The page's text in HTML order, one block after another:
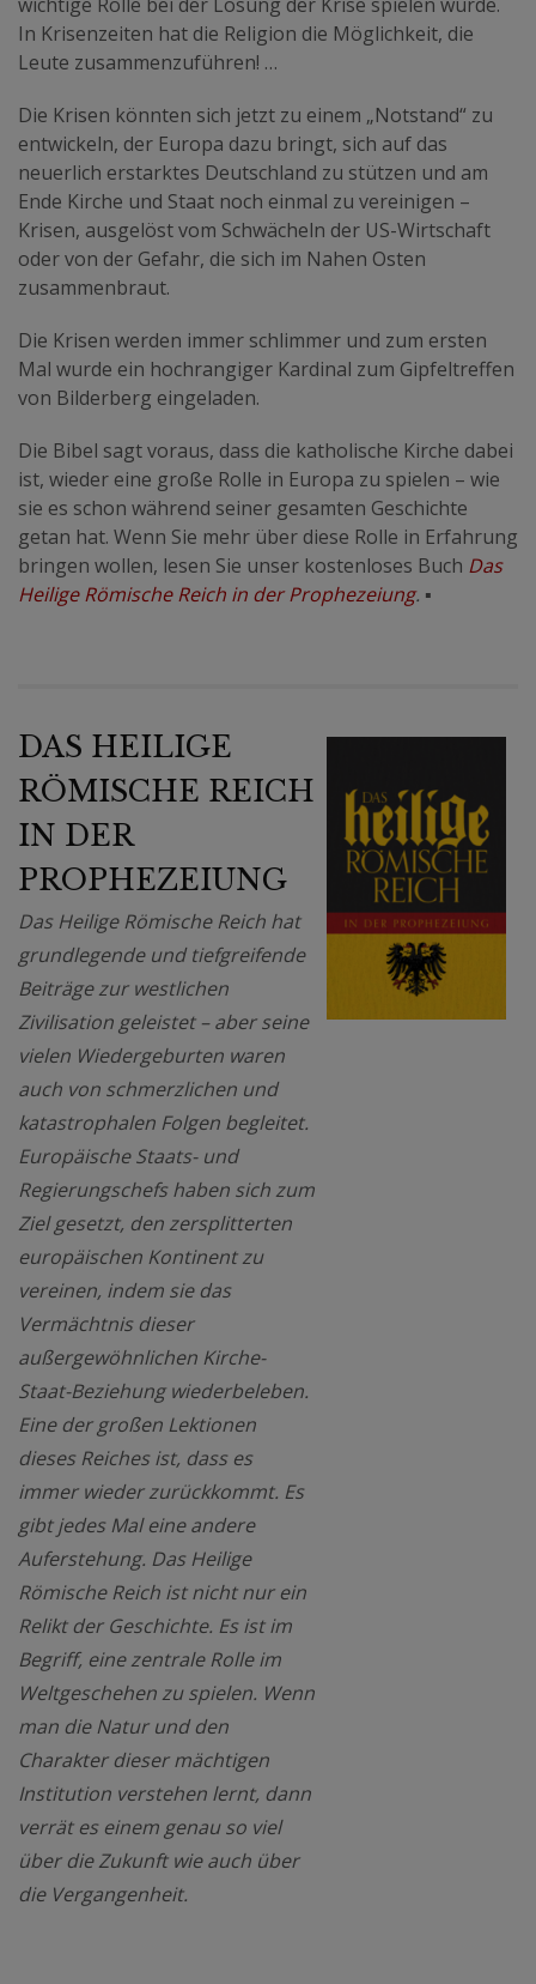
In Krisenzeiten hat die Religion die Möglichkeit, die
Leute zusammenzuführen! …
Die Krisen könnten sich jetzt zu einem „Notstand“ zu
entwickeln, der Europa dazu bringt, sich auf das
neuerlich erstarktes Deutschland zu stützen und am
Ende Kirche und Staat noch einmal zu vereinigen –
Krisen, ausgelöst vom Schwächeln der US-Wirtschaft
oder von der Gefahr, die sich im Nahen Osten
zusammenbraut.
Die Krisen werden immer schlimmer und zum ersten
Mal wurde ein hochrangiger Kardinal zum Gipfeltreffen
von Bilderberg eingeladen.
Die Bibel sagt voraus, dass die katholische Kirche dabei
ist, wieder eine große Rolle in Europa zu spielen – wie
sie es schon während seiner gesamten Geschichte
getan hat. Wenn Sie mehr über diese Rolle in Erfahrung
bringen wollen, lesen Sie unser kostenloses Buch Das
Heilige Römische Reich in der Prophezeiung. ▪
DAS HEILIGE
RÖMISCHE REICH
IN DER
PROPHEZEIUNG
Das Heilige Römische Reich hat
grundlegende und tiefgreifende
Beiträge zur westlichen
Zivilisation geleistet – aber seine
vielen Wiedergeburten waren
auch von schmerzlichen und
katastrophalen Folgen begleitet.
Europäische Staats- und
Regierungschefs haben sich zum
Ziel gesetzt, den zersplitterten
europäischen Kontinent zu
vereinen, indem sie das
Vermächtnis dieser
außergewöhnlichen Kirche-
Staat-Beziehung wiederbeleben.
Eine der großen Lektionen
dieses Reiches ist, dass es
immer wieder zurückkommt. Es
gibt jedes Mal eine andere
Auferstehung. Das Heilige
Römische Reich ist nicht nur ein
Relikt der Geschichte. Es ist im
Begriff, eine zentrale Rolle im
Weltgeschehen zu spielen. Wenn
man die Natur und den
Charakter dieser mächtigen
Institution verstehen lernt, dann
verrät es einem genau so viel
über die Zukunft wie auch über
die Vergangenheit.